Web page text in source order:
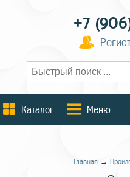
+7
Каталог Меню
Главная→